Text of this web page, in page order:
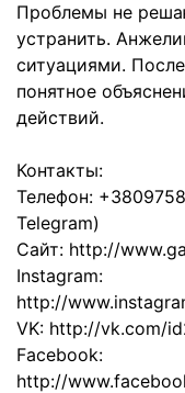
Проблемы не
устранить.
ситуациями.
понятное
действий.
Контакты:
Телефон:
Telegram)
Сайт: http://
Instagram:
http://
VK: http://vk.com/
Facebook:
http://